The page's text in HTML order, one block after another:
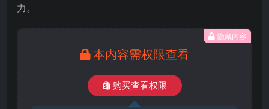
力。
隐藏内容
本内容需权限查看
购买查看权限